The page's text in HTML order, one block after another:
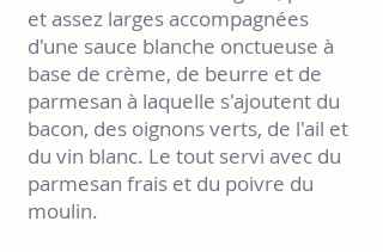
et assez larges accompagnées
d'une sauce blanche onctueuse à
base de crème, de beurre et de
parmesan à laquelle s'ajoutent du
bacon, des oignons verts, de l'ail et
du vin blanc. Le tout servi avec du
parmesan frais et du poivre du
moulin.